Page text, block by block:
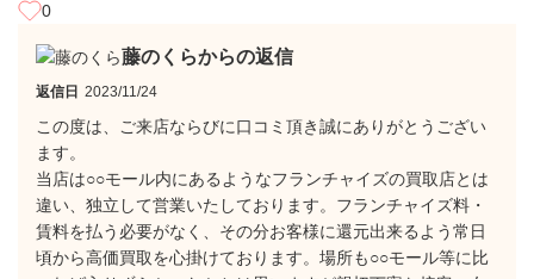
0
藤のくらからの返信
返信日 2023/11/24
この度は、ご来店ならびに口コミ頂き誠にありがとうござい
ます。
当店は○○モール内にあるようなフランチャイズの買取店とは
違い、独立して営業いたしております。フランチャイズ料・
賃料を払う必要がなく、その分お客様に還元出来るよう常日
頃から高価買取を心掛けております。場所も○○モール等に比